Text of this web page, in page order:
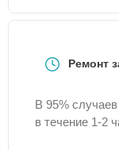
Ремонт
В 95%
в течение 1-2